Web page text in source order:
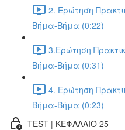
2. Ερώτηση
Βήμα-Βήμα (0:22)
3.Ερώτηση
Βήμα-Βήμα (0:31)
4. Ερώτηση
Βήμα-Βήμα (0:23)
TEST | ΚΕΦΑΛΑΙΟ 25